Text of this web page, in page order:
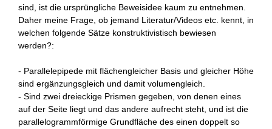
sind, ist die ursprüngliche Beweisidee kaum zu entnehmen.
Daher meine Frage, ob jemand Literatur/Videos etc. kennt, in
welchen folgende Sätze konstruktivistisch bewiesen
werden?:
- Parallelepipede mit flächengleicher Basis und gleicher Höhe
sind ergänzungsgleich und damit volumengleich.
- Sind zwei dreieckige Prismen gegeben, von denen eines
auf der Seite liegt und das andere aufrecht steht, und ist die
parallelogrammförmige Grundfläche des einen doppelt so